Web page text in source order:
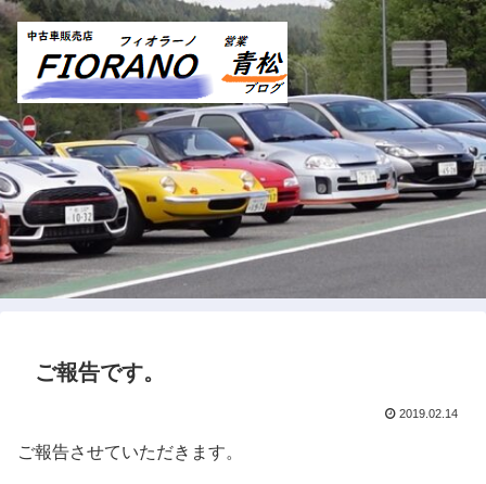
ご報告です。
2019.02.14
ご報告させていただきます。